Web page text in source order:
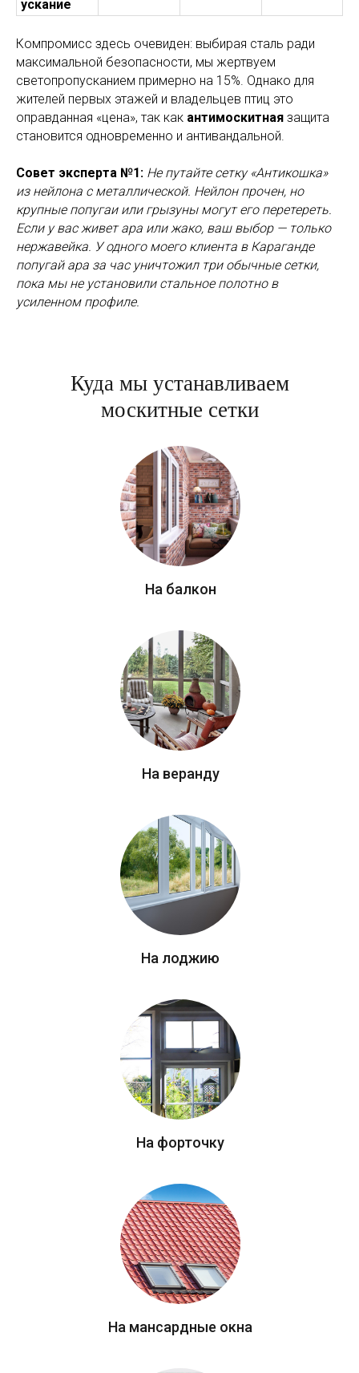
ускание
Компромисс здесь очевиден: выбирая сталь ради
максимальной безопасности, мы жертвуем
светопропусканием примерно на 15%. Однако для
жителей первых этажей и владельцев птиц это
оправданная «цена», так как антимоскитная защита
становится одновременно и антивандальной.
Совет эксперта №1: Не путайте сетку «Антикошка»
из нейлона с металлической. Нейлон прочен, но
крупные попугаи или грызуны могут его перетереть.
Если у вас живет ара или жако, ваш выбор — только
нержавейка. У одного моего клиента в Караганде
попугай ара за час уничтожил три обычные сетки,
пока мы не установили стальное полотно в
усиленном профиле.
Куда мы устанавливаем
москитные сетки
На балкон
На веранду
На лоджию
На мансардные окна
На форточку